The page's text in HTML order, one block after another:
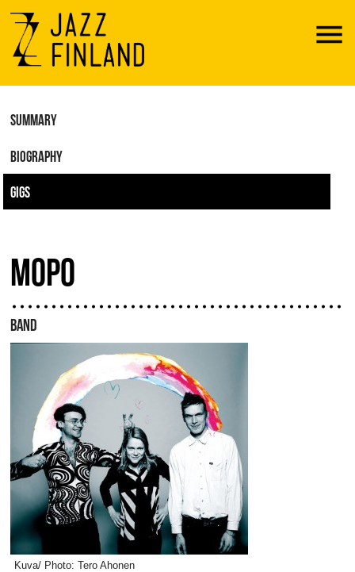
Menu
SUMMARY
BIOGRAPHY
GIGS
MOPO
BAND
Kuva/ Photo: Tero Ahonen